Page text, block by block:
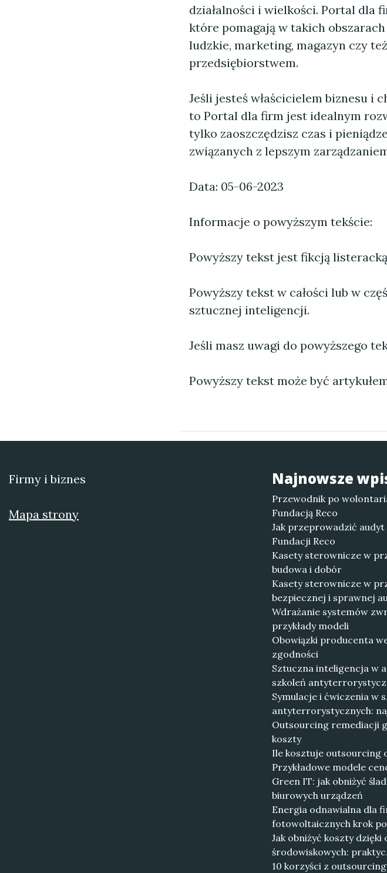
działalności i wielkości. Portal dla
które pomagają w takich
ludzkie, marketing, magazyn czy
przedsiębiorstwem.
Jeśli jesteś właścicielem biznesu i
to Portal dla firm jest idealnym
tylko zaoszczędzisz czas i
związanych z lepszym
Data: 05-06-2023
Informacje o powyższym tekście:
Powyższy tekst jest fikcją
Powyższy tekst w całości lub w
sztucznej inteligencji.
Jeśli masz uwagi do powyższego
Powyższy tekst może być
Firmy i biznes
Mapa strony
Najnowsze
Przewodnik po
Fundacją Reco
Jak przeprowadzić
Fundacji Reco
Kasety sterownicze w
budowa i dobór
Kasety sterownicze w
bezpiecznej i sprawnej
Wdrażanie systemów
przykłady modeli
Obowiązki producenta
zgodności
Sztuczna inteligencja w
szkoleń
Symulacje i ćwiczenia w
antyterrorystycznych:
Outsourcing remediacji
koszty
Ile kosztuje outsourcing
Przykładowe modele
Green IT: jak obniżyć
biurowych urządzeń
Energia odnawialna dla
fotowoltaicznych krok
Jak obniżyć koszty
środowiskowych:
10 korzyści z